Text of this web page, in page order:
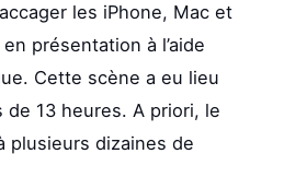
les iPhone, Mac et
présentation à l’aide
Cette scène a eu lieu
de 13 heures. A priori, le
plusieurs dizaines de